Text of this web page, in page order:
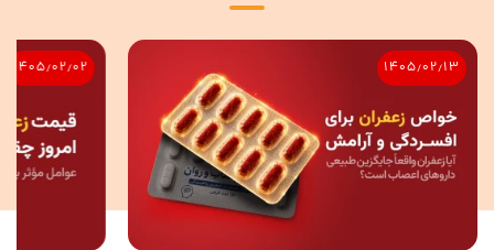
یابد.
۱۴۰۵٫۰۲٫۱۳ ۱۴۰۵٫۰۲٫۰۲